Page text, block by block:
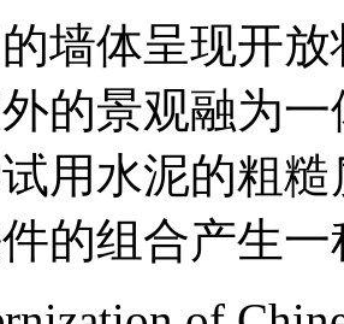
墙体呈现开
的景观融为
用水泥的粗
的组合产生